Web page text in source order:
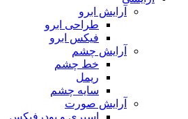
آرايش ابرو
طراحی ابرو
فیکس ابرو
آرايش چشم
خط چشم
ريمل
سايه چشم
آرايش صورت
اسپري و پودرفيكس